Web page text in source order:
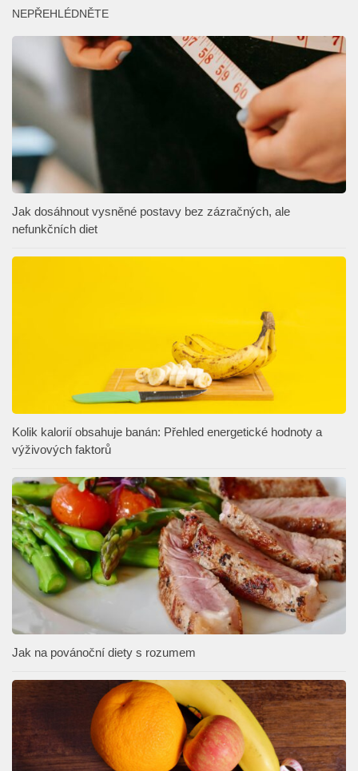
NEPŘEHLÉDNĚTE
Jak dosáhnout vysněné postavy bez zázračných, ale
nefunkčních diet
Kolik kalorií obsahuje banán: Přehled energetické hodnoty a
výživových faktorů
Jak na povánoční diety s rozumem